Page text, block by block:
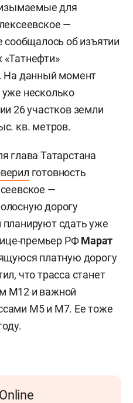
для
—
сообщалось об изъятии
На данный момент
уже несколько
26 участков земли
кв. метров.
глава Татарстана
готовность
—
дорогу
сдать уже
премьер РФМарат
платную дорогу
что трасса станет
М12 и важной
М5 и М7. Ее тоже